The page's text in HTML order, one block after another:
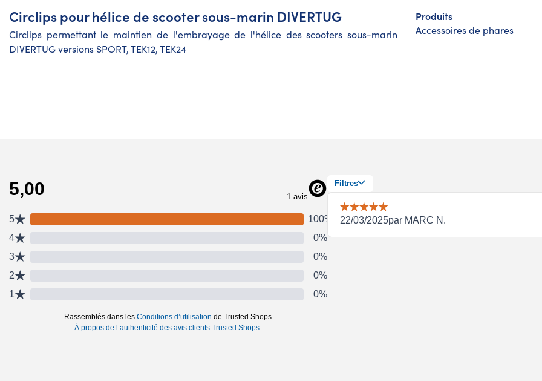
Circlips pour hélice de scooter sous-marin DIVERTUG
Circlips permettant le maintien de l'embrayage de l'hélice des scooters sous-marin
DIVERTUGversions SPORT, TEK12, TEK24
Produits
Accessoires de phares